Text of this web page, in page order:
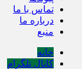
تماس با ما
درباره ما
منبع
خانه
کانال تلگرام